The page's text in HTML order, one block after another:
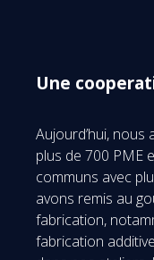
Une
Aujourd’hui,
plus de 700 PME
communs avec
avons remis au
fabrication,
fabrication